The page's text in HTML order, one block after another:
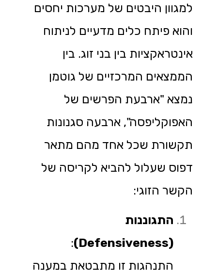
למגוון היבטים של מערכות יחסים
והוא פיתח כלים מדעיים לניתוח
אינטראקציות בין בני זוג. בין
הממצאים המרכזיים של גוטמן
נמצא "ארבעת הפרשים של
האפוקליפסה", ארבעה סגנונות
תקשורת שכל אחד מהם מתאר
דפוס שעלול להביא לקריסה של
הקשר הזוגי:
התגוננות
(Defensiveness)
:
התנהגות זו מתבטאת במענה